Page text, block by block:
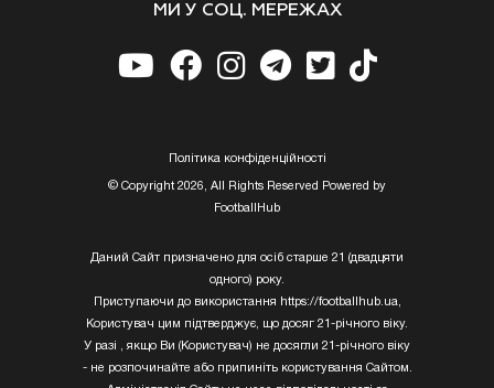
МИ У СОЦ. МЕРЕЖАХ
Полiтика конфiденцiйностi
© Copyright 2026, All Rights Reserved Powered by
FootballHub
Даний Сайт призначено для осіб старше 21 (двадцяти
одного) року.
Приступаючи до використання https://footballhub.ua,
Користувач цим підтверджує, що досяг 21-річного віку.
У разі , якщо Ви (Користувач) не досягли 21-річного віку
- не розпочинайте або припиніть користування Сайтом.